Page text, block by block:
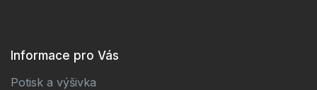
Informace pro Vás
Potisk a výšivka